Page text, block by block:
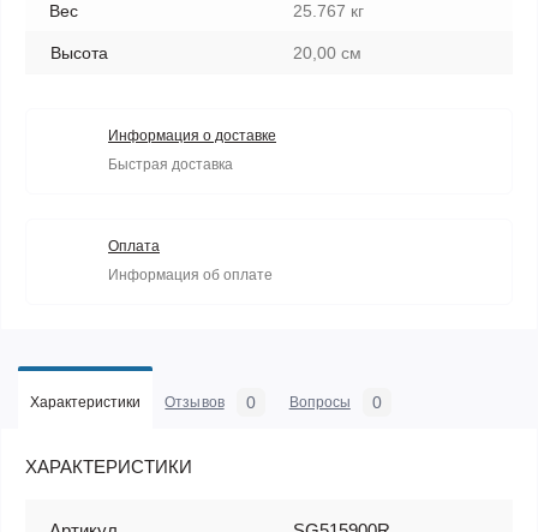
Вес 25.767 кг
Высота 20,00 см
Информация о доставке
Быстрая доставка
Оплата
Информация об оплате
Характеристики Отзывов 0 Вопросы 0
ХАРАКТЕРИСТИКИ